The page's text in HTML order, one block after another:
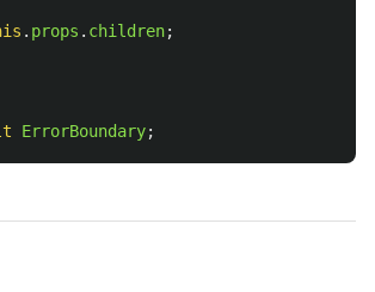
. props . children;
ErrorBoundary;